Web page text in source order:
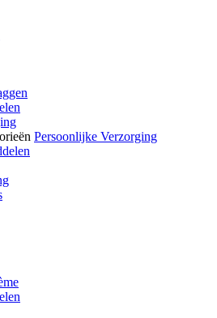
Persoonlijke Verzorging